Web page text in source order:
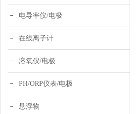
电导率仪/电极
在线离子计
溶氧仪/电极
PH/ORP仪表/电极
悬浮物